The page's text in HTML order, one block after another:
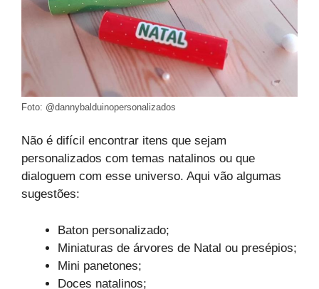
Foto: @dannybalduinopersonalizados
Não é difícil encontrar itens que sejam
personalizados com temas natalinos ou que
dialoguem com esse universo. Aqui vão algumas
sugestões:
Baton personalizado;
Miniaturas de árvores de Natal ou presépios;
Mini panetones;
Doces natalinos;